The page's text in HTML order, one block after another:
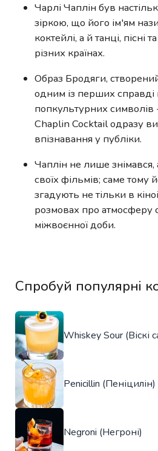
Чарлі Чаплін був
зіркою, що його ім'ям
коктейлі, а й танці, пісні
різних країнах.
Образ Бродяги,
одним із перших справді
попкультурних символів
Chaplin Cocktail одразу
впізнавання у публіки.
Чаплін не лише
своїх фільмів; саме тому
згадують не тільки в
розмовах про атмосферу
міжвоєнної доби.
Спробуй популярні
Whiskey Sour (Віскі
Penicillin (Пеніцилін)
Negroni (Негроні)